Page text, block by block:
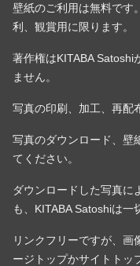
壁紙のご利用は無料です
利、観賞用に限ります。
著作権はKITABA Satoshi
ません。
写真の印刷、加工、再配
写真のダウンロード、壁
てください。
ダウンロードした写真に
も、KITABA Satoshiは一
リンクフリーですが、画
ージトップかサイトトッ